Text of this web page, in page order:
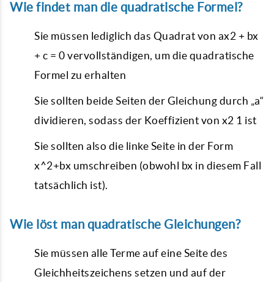
Wie findet man die quadratische Formel?
Sie müssen lediglich das Quadrat von ax2 + bx
+ c = 0 vervollständigen, um die quadratische
Formel zu erhalten
Sie sollten beide Seiten der Gleichung durch „a“
dividieren, sodass der Koeffizient von x2 1 ist
Sie sollten also die linke Seite in der Form
x^2+bx umschreiben (obwohl bx in diesem Fall
tatsächlich ist).
Wie löst man quadratische Gleichungen?
Sie müssen alle Terme auf eine Seite des
Gleichheitszeichens setzen und auf der